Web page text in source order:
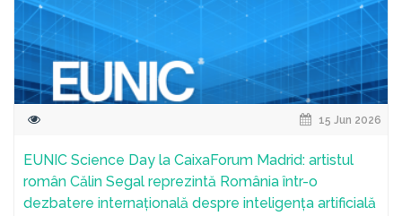
15 Jun 2026
EUNIC Science Day la CaixaForum Madrid: artistul
român Călin Segal reprezintă România într-o
dezbatere internațională despre inteligența artificială